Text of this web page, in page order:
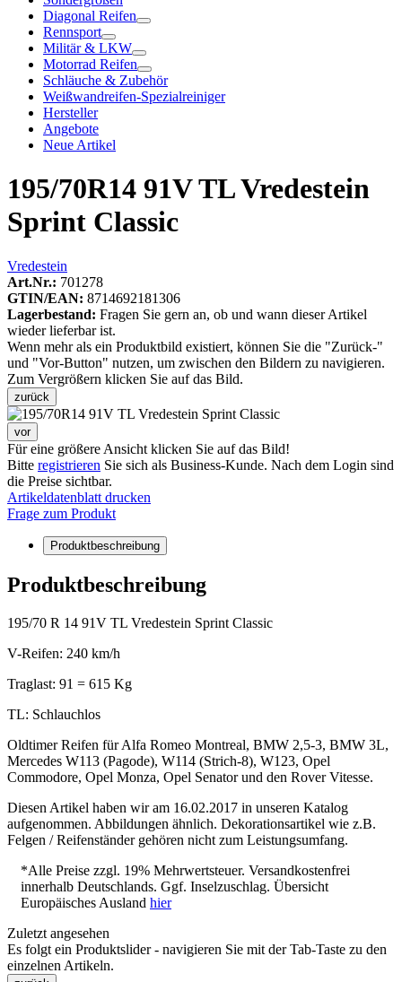
Diagonal Reifen
Rennsport
Militär & LKW
Motorrad Reifen
Schläuche & Zubehör
Weißwandreifen-Spezialreiniger
Hersteller
Angebote
Neue Artikel
195/70R14 91V TL Vredestein
Sprint Classic
Vredestein
Art.Nr.: 701278
GTIN/EAN: 8714692181306
Lagerbestand: Fragen Sie gern an, ob und wann dieser Artikel
wieder lieferbar ist.
Wenn mehr als ein Produktbild existiert, können Sie die "Zurück-"
und "Vor-Button" nutzen, um zwischen den Bildern zu navigieren.
Zum Vergrößern klicken Sie auf das Bild.
zurück
vor
Für eine größere Ansicht klicken Sie auf das Bild!
Bitte registrieren Sie sich als Business-Kunde. Nach dem Login sind
die Preise sichtbar.
Artikeldatenblatt drucken
Frage zum Produkt
Produktbeschreibung
Produktbeschreibung
195/70 R 14 91V TL Vredestein Sprint Classic
V-Reifen: 240 km/h
Traglast: 91 = 615 Kg
TL: Schlauchlos
Oldtimer Reifen für Alfa Romeo Montreal, BMW 2,5-3, BMW 3L,
Mercedes W113 (Pagode), W114 (Strich-8), W123, Opel
Commodore, Opel Monza, Opel Senator und den Rover Vitesse.
Diesen Artikel haben wir am 16.02.2017 in unseren Katalog
aufgenommen. Abbildungen ähnlich. Dekorationsartikel wie z.B.
Felgen / Reifenständer gehören nicht zum Leistungsumfang.
*Alle Preise zzgl. 19% Mehrwertsteuer. Versandkostenfrei
innerhalb Deutschlands. Ggf. Inselzuschlag. Übersicht
Europäisches Ausland hier
Zuletzt angesehen
Es folgt ein Produktslider - navigieren Sie mit der Tab-Taste zu den
einzelnen Artikeln.